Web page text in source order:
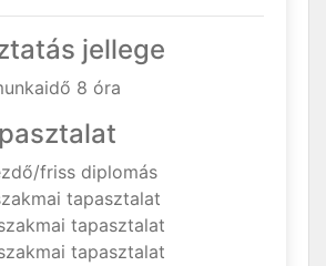
jellege
8 óra
friss diplomás
tapasztalat
tapasztalat
tapasztalat